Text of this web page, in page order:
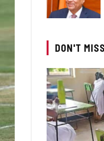
DON'T MISS